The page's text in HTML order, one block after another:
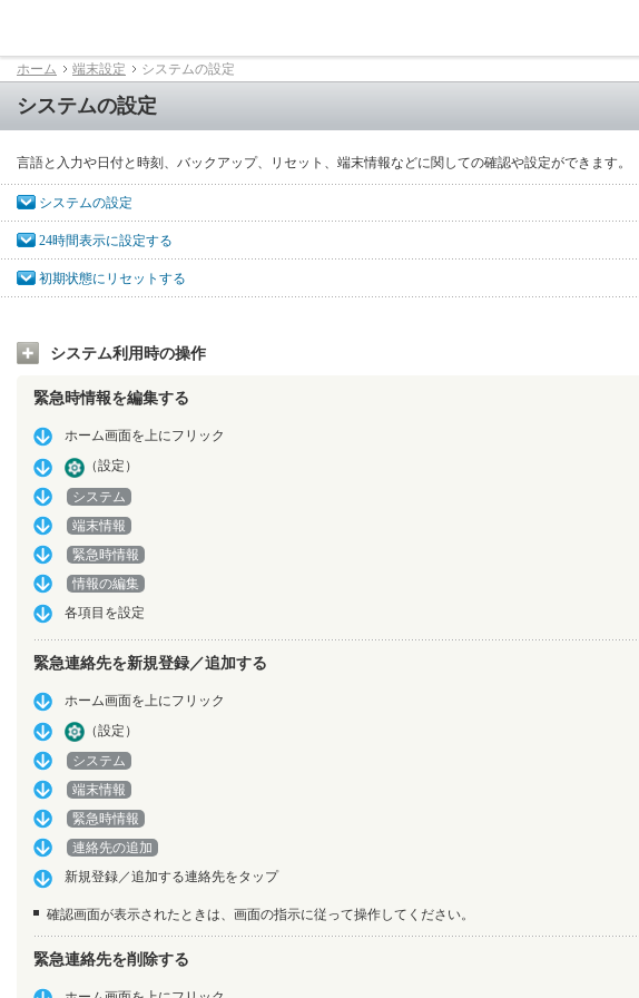
ホーム 端末設定 システムの設定
システムの設定
言語と入力や日付と時刻、バックアップ、リセット、端末情報などに関しての確認や設定ができます。
システムの設定
24時間表示に設定する
初期状態にリセットする
システム利用時の操作
緊急時情報を編集する
ホーム画面を上にフリック
（設定）
システム
端末情報
緊急時情報
情報の編集
各項目を設定
緊急連絡先を新規登録／追加する
ホーム画面を上にフリック
（設定）
システム
端末情報
緊急時情報
連絡先の追加
新規登録／追加する連絡先をタップ
確認画面が表示されたときは、画面の指示に従って操作してください。
緊急連絡先を削除する